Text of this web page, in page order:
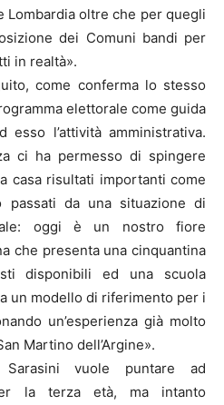
Lombardia oltre che per quegli
dei Comuni bandi per
in realtà».
come conferma lo stesso
elettorale come guida
l’attività amministrativa.
ci ha permesso di spingere
casa risultati importanti come
passati da una situazione di
oggi è un nostro fiore
che presenta una cinquantina
disponibili ed una scuola
un modello di riferimento per i
un’esperienza già molto
Martino dell’Argine».
Sarasini vuole puntare ad
la terza età, ma intanto